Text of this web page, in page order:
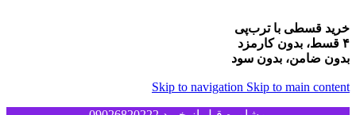
خرید قسطی با ترب‌پی
۴ قسط، بدون کارمزد
بدون ضامن، بدون سود
Skip to navigation Skip to main content